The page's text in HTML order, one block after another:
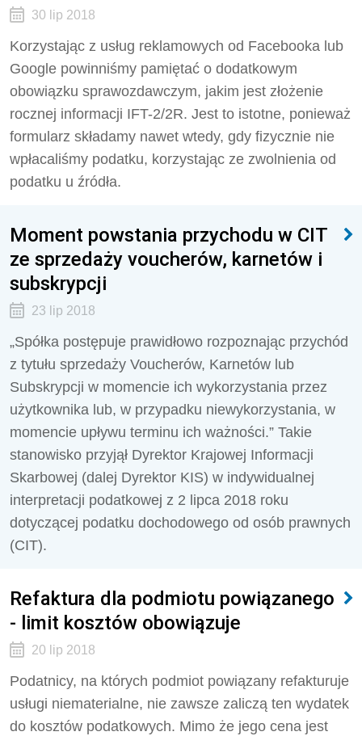
30 lip 2018
Korzystając z usług reklamowych od Facebooka lub
Google powinniśmy pamiętać o dodatkowym
obowiązku sprawozdawczym, jakim jest złożenie
rocznej informacji IFT-2/2R. Jest to istotne, ponieważ
formularz składamy nawet wtedy, gdy fizycznie nie
wpłacaliśmy podatku, korzystając ze zwolnienia od
podatku u źródła.
Moment powstania przychodu w CIT
ze sprzedaży voucherów, karnetów i
subskrypcji
23 lip 2018
„Spółka postępuje prawidłowo rozpoznając przychód
z tytułu sprzedaży Voucherów, Karnetów lub
Subskrypcji w momencie ich wykorzystania przez
użytkownika lub, w przypadku niewykorzystania, w
momencie upływu terminu ich ważności.” Takie
stanowisko przyjął Dyrektor Krajowej Informacji
Skarbowej (dalej Dyrektor KIS) w indywidualnej
interpretacji podatkowej z 2 lipca 2018 roku
dotyczącej podatku dochodowego od osób prawnych
(CIT).
Refaktura dla podmiotu powiązanego
- limit kosztów obowiązuje
20 lip 2018
Podatnicy, na których podmiot powiązany refakturuje
usługi niematerialne, nie zawsze zaliczą ten wydatek
do kosztów podatkowych. Mimo że jego cena jest